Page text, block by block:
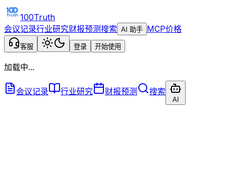
100Truth
会议记录行业研究财报预测搜索 AI 助手 MCP价格
客服 登录 开始使用
加载中...
会议记录 行业研究 财报预测 搜索
AI